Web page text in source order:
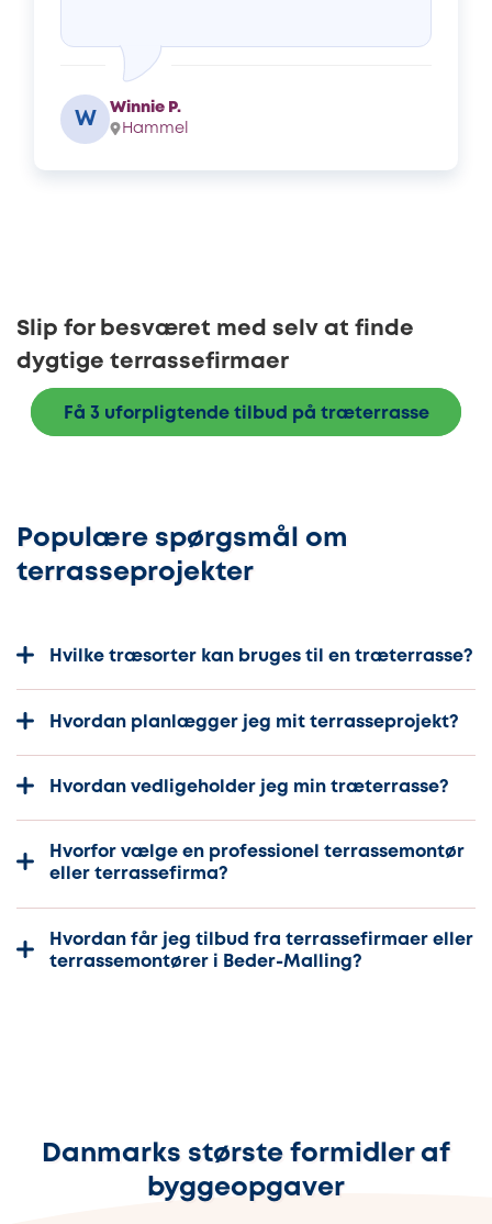
W
Winnie P.
Hammel
Slip for besværet med selv at finde
dygtige terrassefirmaer
Få 3 uforpligtende tilbud på træterrasse
Populære spørgsmål om
terrasseprojekter
Hvilke træsorter kan bruges til en træterrasse?
Hvordan planlægger jeg mit terrasseprojekt?
Hvordan vedligeholder jeg min træterrasse?
Hvorfor vælge en professionel terrassemontør
eller terrassefirma?
Hvordan får jeg tilbud fra terrassefirmaer eller
terrassemontører i Beder-Malling?
Danmarks største formidler af
byggeopgaver